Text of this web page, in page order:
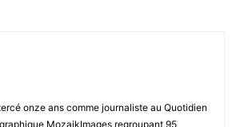
onze ans comme journaliste au Quotidien
MozaikImages regroupant 95